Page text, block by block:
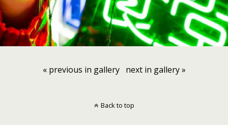
« previous in gallery next in gallery »
Back to top